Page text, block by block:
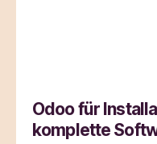
Odoo für
komplette